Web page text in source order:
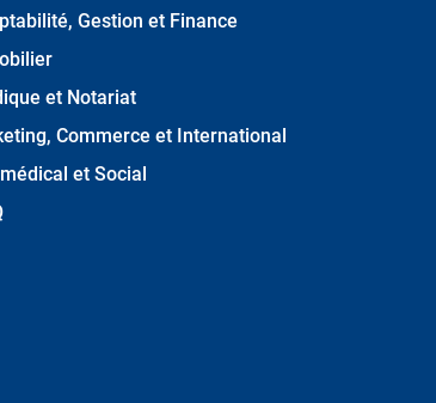
Gestion et Finance
et Notariat
Commerce et International
et Social